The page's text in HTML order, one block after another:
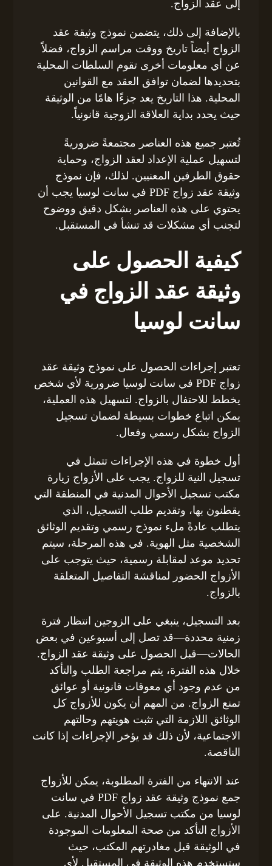
إلى عقد الزواج.
بالإضافة إلى ذلك، يتضمن نموذج وثيقة عقد
الزواج أيضاً تاريخ ووقت مراسم الزواج، فضلاً
عن أي معلومات أخرى تقوم السلطات المحلية
بتحديدها لضمان توافق العقد مع القوانين
المحلية. هذا التاريخ يعد جزءًا هامًا من الوثيقة
حيث يحدد بداية العلاقة الزوجية قانونياً.
تُعتبر جميع هذه العناصر مجتمعةً ضروريةً
لتسهيل عملية الإعداد لعقد الزواج، وحماية
حقوق الطرفين المعنيين. لذلك، فإن نموذج
وثيقة عقد زواج PDF في سانت لوسيا يجب أن
يحتوي على هذه العناصر بشكل دقيق ووضوح
لتجنب أي مشكلات قد تنشأ في المستقبل.
كيفية الحصول على
وثيقة عقد الزواج في
سانت لوسيا
تعتبر إجراءات الحصول على نموذج وثيقة عقد
زواج PDF في سانت لوسيا ضرورية لأي شخص
يخطط للاحتفال بالزواج. لتسهيل هذه العملية،
يمكن اتباع خطوات بسيطة لضمان تسجيل
الزواج بشكل رسمي وفعال.
أول خطوة في هذه الإجراءات تتمثل في
تسجيل النية للزواج. يجب على الأزواج زيارة
مكتب تسجيل الأحوال المدنية في المنطقة التي
يقطنون بها، وتقديم طلب التسجيل، الذي
يتطلب عادةً ملء نموذج رسمي وتقديم الوثائق
الشخصية مثل الهوية. في هذه المرحلة، سيتم
تحديد موعد لمقابلة رسمية، حيث يتوجب على
الأزواج الحضور لمناقشة التفاصيل المتعلقة
بالزواج.
بعد التسجيل، ينبغي على الزوجين انتظار فترة
زمنية محددة—قد تصل إلى أسبوعين في بعض
الحالات—قبل الحصول على وثيقة عقد الزواج.
خلال هذه الفترة، يتم مراجعة الطلب والتأكد
من عدم وجود أي معوقات قانونية أو عوائق
تمنع الزواج. من المهم أن يكون للأزواج كل
الوثائق اللازمة التي تثبت هويتهم وحالتهم
الاجتماعية، لأن ذلك قد يؤخر الإجراءات إذا كانت
الناقصة.
عند الانتهاء من الفترة المطلوبة، يمكن للأزواج
جمع نموذج وثيقة عقد زواج PDF في سانت
لوسيا من مكتب تسجيل الأحوال المدنية. على
الأزواج التأكد من صحة المعلومات الموجودة
في الوثيقة قبل مغادرتهم المكتب، حيث
ستستخدم هذه الوثيقة في المستقبل لأي